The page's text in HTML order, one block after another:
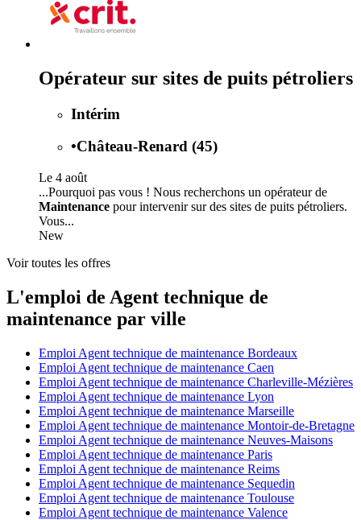
Opérateur sur sites de puits pétroliers
Intérim
•Château-Renard (45)
Le 4 août
...Pourquoi pas vous ! Nous recherchons un opérateur de
Maintenance pour intervenir sur des sites de puits pétroliers.
Vous...
New
Voir toutes les offres
L'emploi de Agent technique de
maintenance par ville
Emploi Agent technique de maintenance Bordeaux
Emploi Agent technique de maintenance Caen
Emploi Agent technique de maintenance Charleville-Mézières
Emploi Agent technique de maintenance Lyon
Emploi Agent technique de maintenance Marseille
Emploi Agent technique de maintenance Montoir-de-Bretagne
Emploi Agent technique de maintenance Neuves-Maisons
Emploi Agent technique de maintenance Paris
Emploi Agent technique de maintenance Reims
Emploi Agent technique de maintenance Sequedin
Emploi Agent technique de maintenance Toulouse
Emploi Agent technique de maintenance Valence